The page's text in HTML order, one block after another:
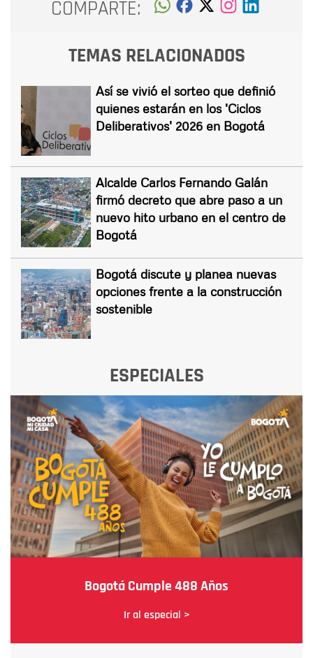
COMPARTE:
TEMAS RELACIONADOS
Así se vivió el sorteo que definió
quienes estarán en los 'Ciclos
Deliberativos' 2026 en Bogotá
Alcalde Carlos Fernando Galán
firmó decreto que abre paso a un
nuevo hito urbano en el centro de
Bogotá
Bogotá discute y planea nuevas
opciones frente a la construcción
sostenible
ESPECIALES
Bogotá Cumple 488 Años
Ir al especial >